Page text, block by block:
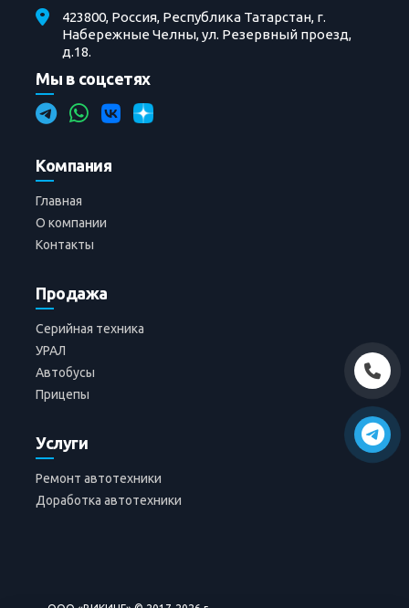
423800, Россия, Республика Татарстан, г.
Набережные Челны, ул. Резервный проезд,
д.18.
Мы в соцсетях
Компания
Главная
О компании
Контакты
Продажа
Серийная техника
УРАЛ
Автобусы
Прицепы
Услуги
Ремонт автотехники
Доработка автотехники